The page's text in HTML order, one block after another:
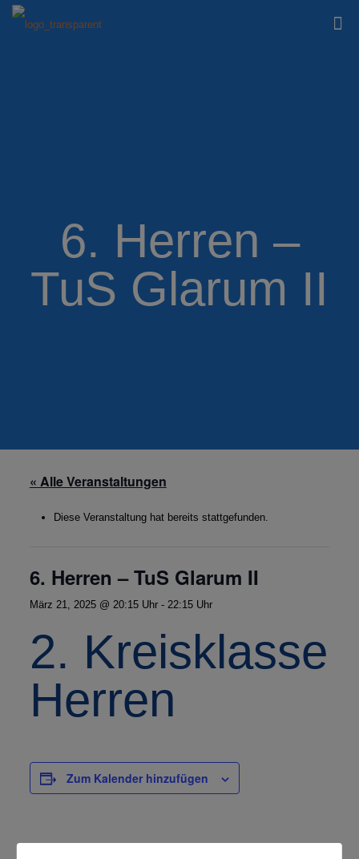
6. Herren –
TuS Glarum II
« Alle Veranstaltungen
Diese Veranstaltung hat bereits stattgefunden.
6. Herren – TuS Glarum II
März 21, 2025 @ 20:15 Uhr- 22:15 Uhr
2. Kreisklasse
Herren
Zum Kalender hinzufügen